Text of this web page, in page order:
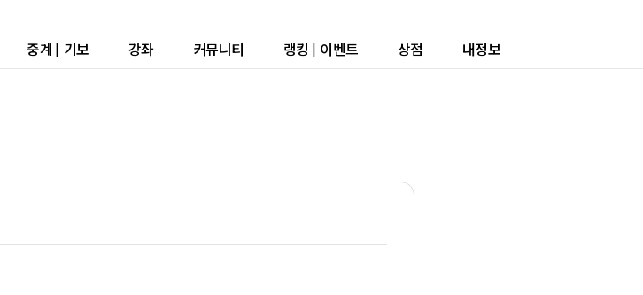
중계 | 기보 강좌 커뮤니티 랭킹 | 이벤트 상점 내정보